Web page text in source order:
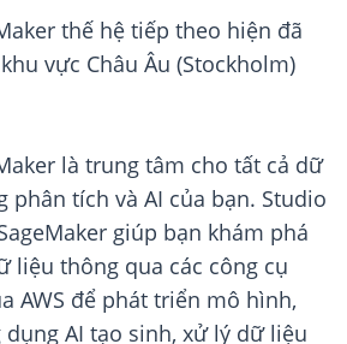
thế hệ tiếp theo hiện đã
vực Châu Âu (Stockholm)
là trung tâm cho tất cả dữ
phân tích và AI của bạn. Studio
giúp bạn khám phá
liệu thông qua các công cụ
AWS để phát triển mô hình,
AI tạo sinh, xử lý dữ liệu